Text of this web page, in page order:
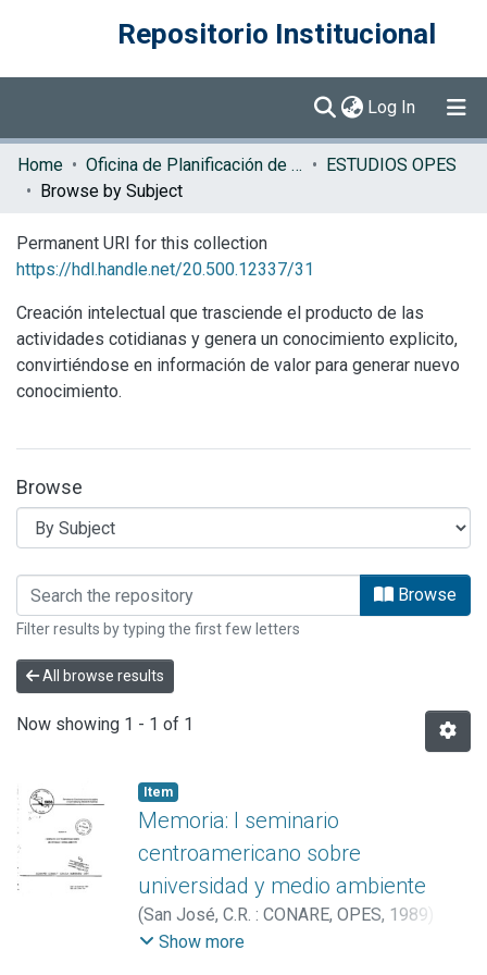
Repositorio Institucional
Log In (current)
Communities & Collections
Browse DSpace
Home Oficina de Planificación de la Educación Superior (OPES)
ESTUDIOS OPES
Browse by Subject
Permanent URI for this collection
https://hdl.handle.net/20.500.12337/31
Creación intelectual que trasciende el producto de las
actividades cotidianas y genera un conocimiento explicito,
convirtiéndose en información de valor para generar nuevo
conocimiento.
Browse
Browsing ESTUDIOS OPES by Browse
Filter results by typing the first few letters
All browse results
Now showing 1 - 1 of 1
Item
Memoria: I seminario
centroamericano sobre
universidad y medio ambiente
(San José, C.R. : CONARE, OPES, 1989
González Muñoz, Esteban
Show more